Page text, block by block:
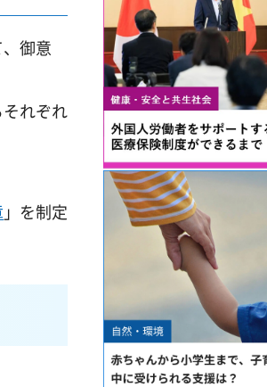
御意
れぞれ
」を制定